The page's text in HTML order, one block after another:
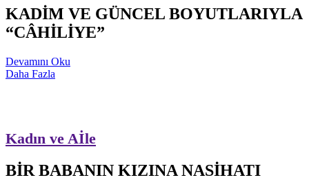
KADİM VE GÜNCEL BOYUTLARIYLA
“CÂHİLİYE”
Devamını Oku
Daha Fazla
Kadın ve Aİle
BİR BABANIN KIZINA NASİHATI